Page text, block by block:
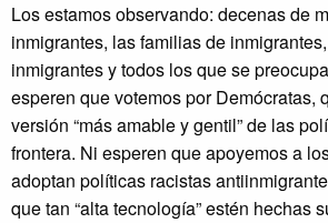
Los estamos observando: decenas de
inmigrantes, las familias de
inmigrantes y todos los que se
esperen que votemos por Demócratas,
versión “más amable y gentil” de las
frontera. Ni esperen que apoyemos a
adoptan políticas racistas
que tan “alta tecnología” estén hechas